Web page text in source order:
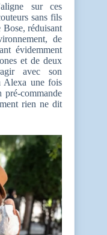
sur ces
sans fils
réduisant
de
évidemment
et de deux
avec son
Alexa une fois
pré-commande
rien ne dit